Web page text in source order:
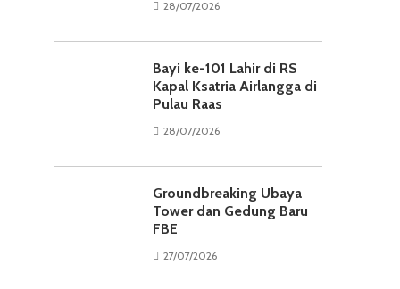
28/07/2026
Bayi ke-101 Lahir di RS
Kapal Ksatria Airlangga di
Pulau Raas
28/07/2026
Groundbreaking Ubaya
Tower dan Gedung Baru
FBE
27/07/2026